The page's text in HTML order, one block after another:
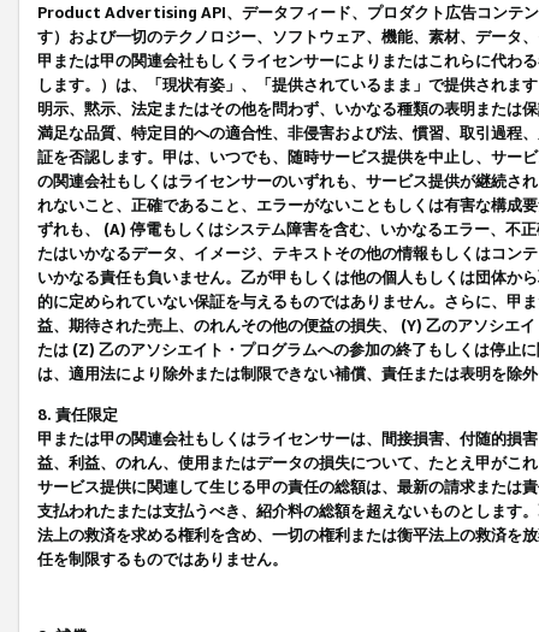
Product Advertising API、データフィード、プロダクト広告コンテ
す）および一切のテクノロジー、ソフトウェア、機能、素材、データ
甲または甲の関連会社もしくライセンサーによりまたはこれらに代わ
します。）は、「現状有姿」、「提供されているまま」で提供されま
明示、黙示、法定またはその他を問わず、いかなる種類の表明または
満足な品質、特定目的への適合性、非侵害および法、慣習、取引過程
証を否認します。甲は、いつでも、随時サービス提供を中止し、サー
の関連会社もしくはライセンサーのいずれも、サービス提供が継続さ
れないこと、正確であること、エラーがないこともしくは有害な構成
ずれも、 (A) 停電もしくはシステム障害を含む、いかなるエラー、不
たはいかなるデータ、イメージ、テキストその他の情報もしくはコン
いかなる責任も負いません。乙が甲もしくは他の個人もしくは団体か
的に定められていない保証を与えるものではありません。さらに、甲
益、期待された売上、のれんその他の便益の損失、 (Y) 乙のアソシエ
たは (Z) 乙のアソシエイト・プログラムへの参加の終了もしくは停止
は、適用法により除外または制限できない補償、責任または表明を除
8. 責任限定
甲または甲の関連会社もしくはライセンサーは、間接損害、付随的損
益、利益、のれん、使用またはデータの損失について、たとえ甲がこ
サービス提供に関連して生じる甲の責任の総額は、最新の請求または
支払われたまたは支払うべき、紹介料の総額を超えないものとします
法上の救済を求める権利を含め、一切の権利または衡平法上の救済を
任を制限するものではありません。